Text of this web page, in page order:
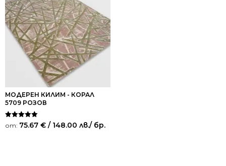
МОДЕРЕН КИЛИМ - КОРАЛ
5709 РОЗОВ
Оценено на
5.00
от: 75.67 € / 148.00 лв./ бр.